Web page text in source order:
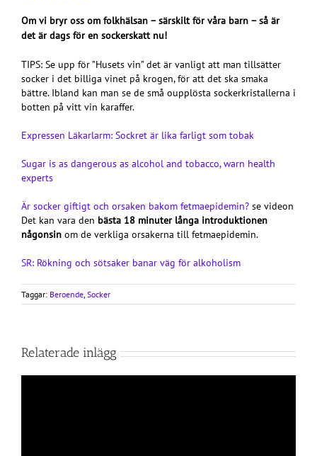
Om vi bryr oss om folkhälsan – särskilt för våra barn – så är
det är dags för en sockerskatt nu!
TIPS: Se upp för ”Husets vin” det är vanligt att man tillsätter
socker i det billiga vinet på krogen, för att det ska smaka
bättre. Ibland kan man se de små oupplösta sockerkristallerna i
botten på vitt vin karaffer.
Expressen Läkarlarm: Sockret är lika farligt som tobak
Sugar is as dangerous as alcohol and tobacco, warn health
experts
Är socker giftigt och orsaken bakom fetmaepidemin? se videon
Det kan vara den bästa 18 minuter långa introduktionen
någonsin om de verkliga orsakerna till fetmaepidemin.
SR: Rökning och sötsaker banar väg för alkoholism
Taggar: Beroende, Socker
Relaterade inlägg